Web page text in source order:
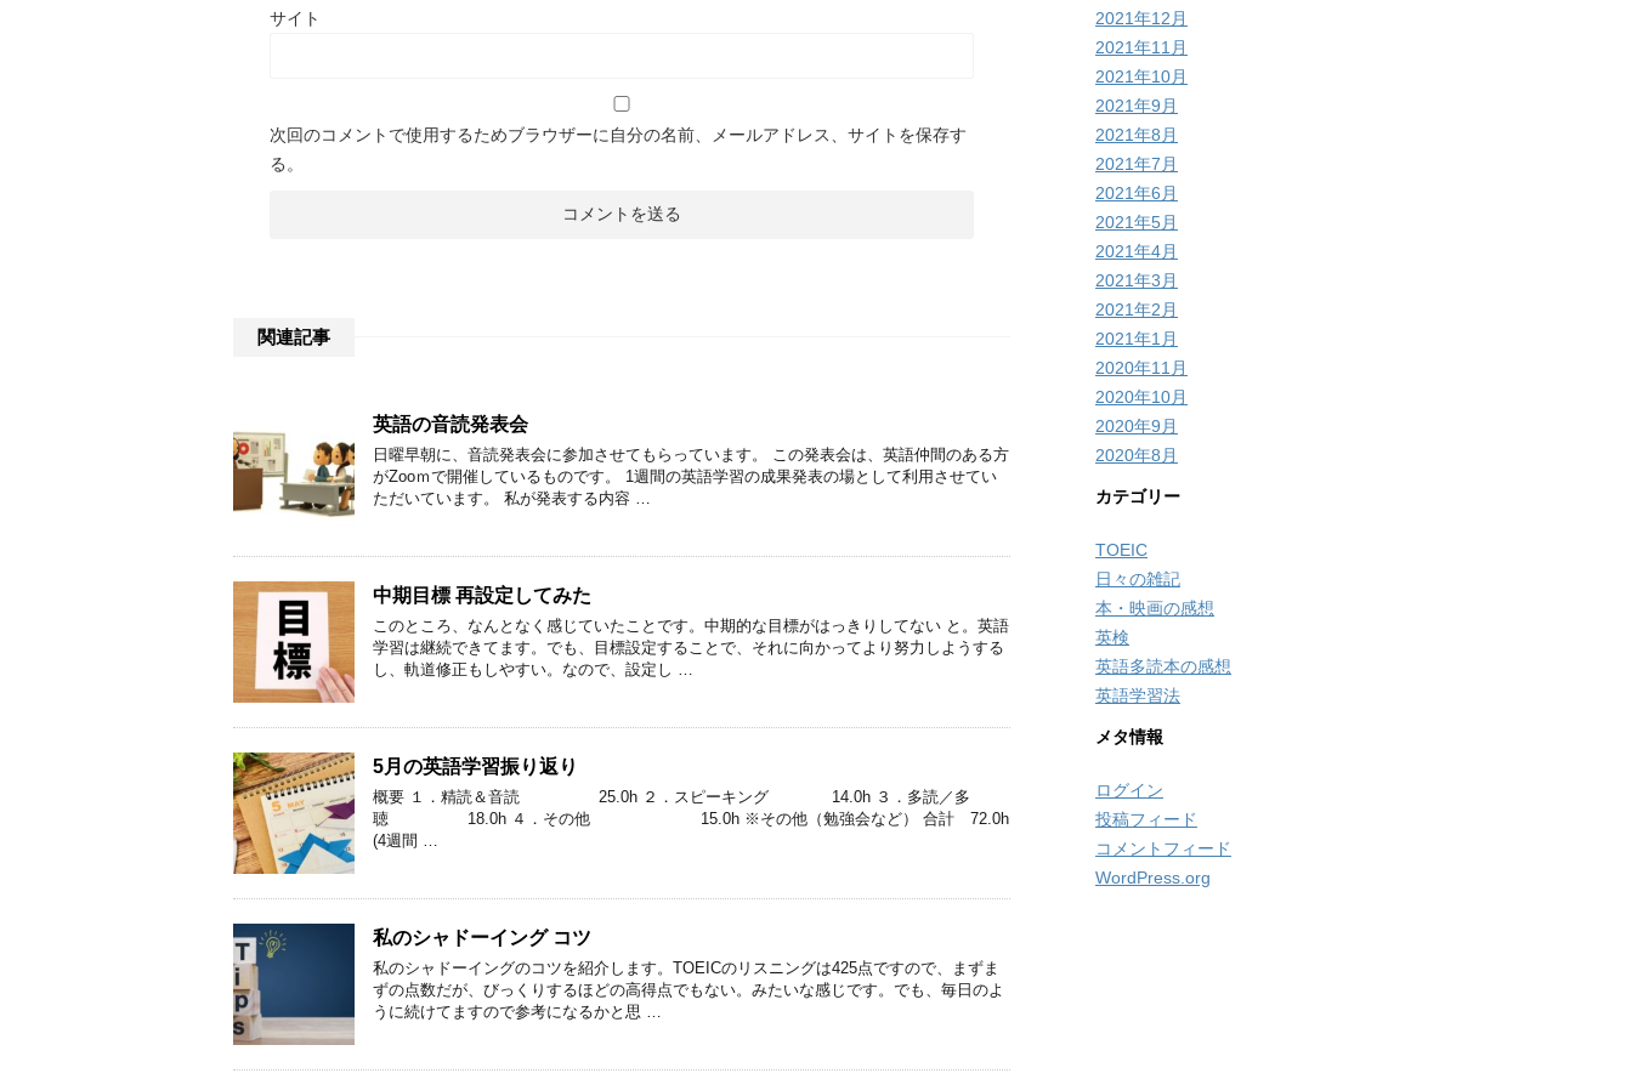
サイト
次回のコメントで使用するためブラウザーに自分の名前、メールアドレス、サイトを保存す
る。
関連記事
英語の音読発表会
日曜早朝に、音読発表会に参加させてもらっています。 この発表会は、英語仲間のある方
がZooｍで開催しているものです。 1週間の英語学習の成果発表の場として利用させてい
ただいています。 私が発表する内容 …
中期目標 再設定してみた
このところ、なんとなく感じていたことです。中期的な目標がはっきりしてない と。英語
学習は継続できてます。でも、目標設定することで、それに向かってより努力しようする
し、軌道修正もしやすい。なので、設定し …
5月の英語学習振り返り
概要 １．精読＆音読 25.0h ２．スピーキング 14.0h ３．多読／多
聴 18.0h ４．その他 15.0h ※その他（勉強会など） 合計 72.0h
(4週間 …
私のシャドーイング コツ
私のシャドーイングのコツを紹介します。TOEICのリスニングは425点ですので、まずま
ずの点数だが、びっくりするほどの高得点でもない。みたいな感じです。でも、毎日のよ
うに続けてますので参考になるかと思 …
2021年12月
2021年11月
2021年10月
2021年9月
2021年8月
2021年7月
2021年6月
2021年5月
2021年4月
2021年3月
2021年2月
2021年1月
2020年11月
2020年10月
2020年9月
2020年8月
カテゴリー
TOEIC
日々の雑記
本・映画の感想
英検
英語多読本の感想
英語学習法
メタ情報
ログイン
投稿フィード
コメントフィード
WordPress.org